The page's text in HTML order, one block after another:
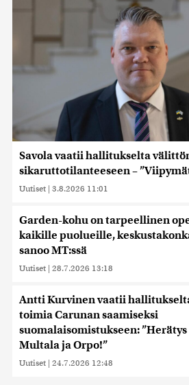
Savola vaatii hallitukselta
sikaruttotilanteeseen –
Uutiset | 3.8.2026 11:01
Garden-kohu on tarpeellinen
kaikille puolueille,
sanoo MT:ssä
Uutiset | 28.7.2026 13:18
Antti Kurvinen vaatii
toimia Carunan saamiseksi
suomalaisomistukseen: ”Herätys
Multala ja Orpo!”
Uutiset | 24.7.2026 12:48